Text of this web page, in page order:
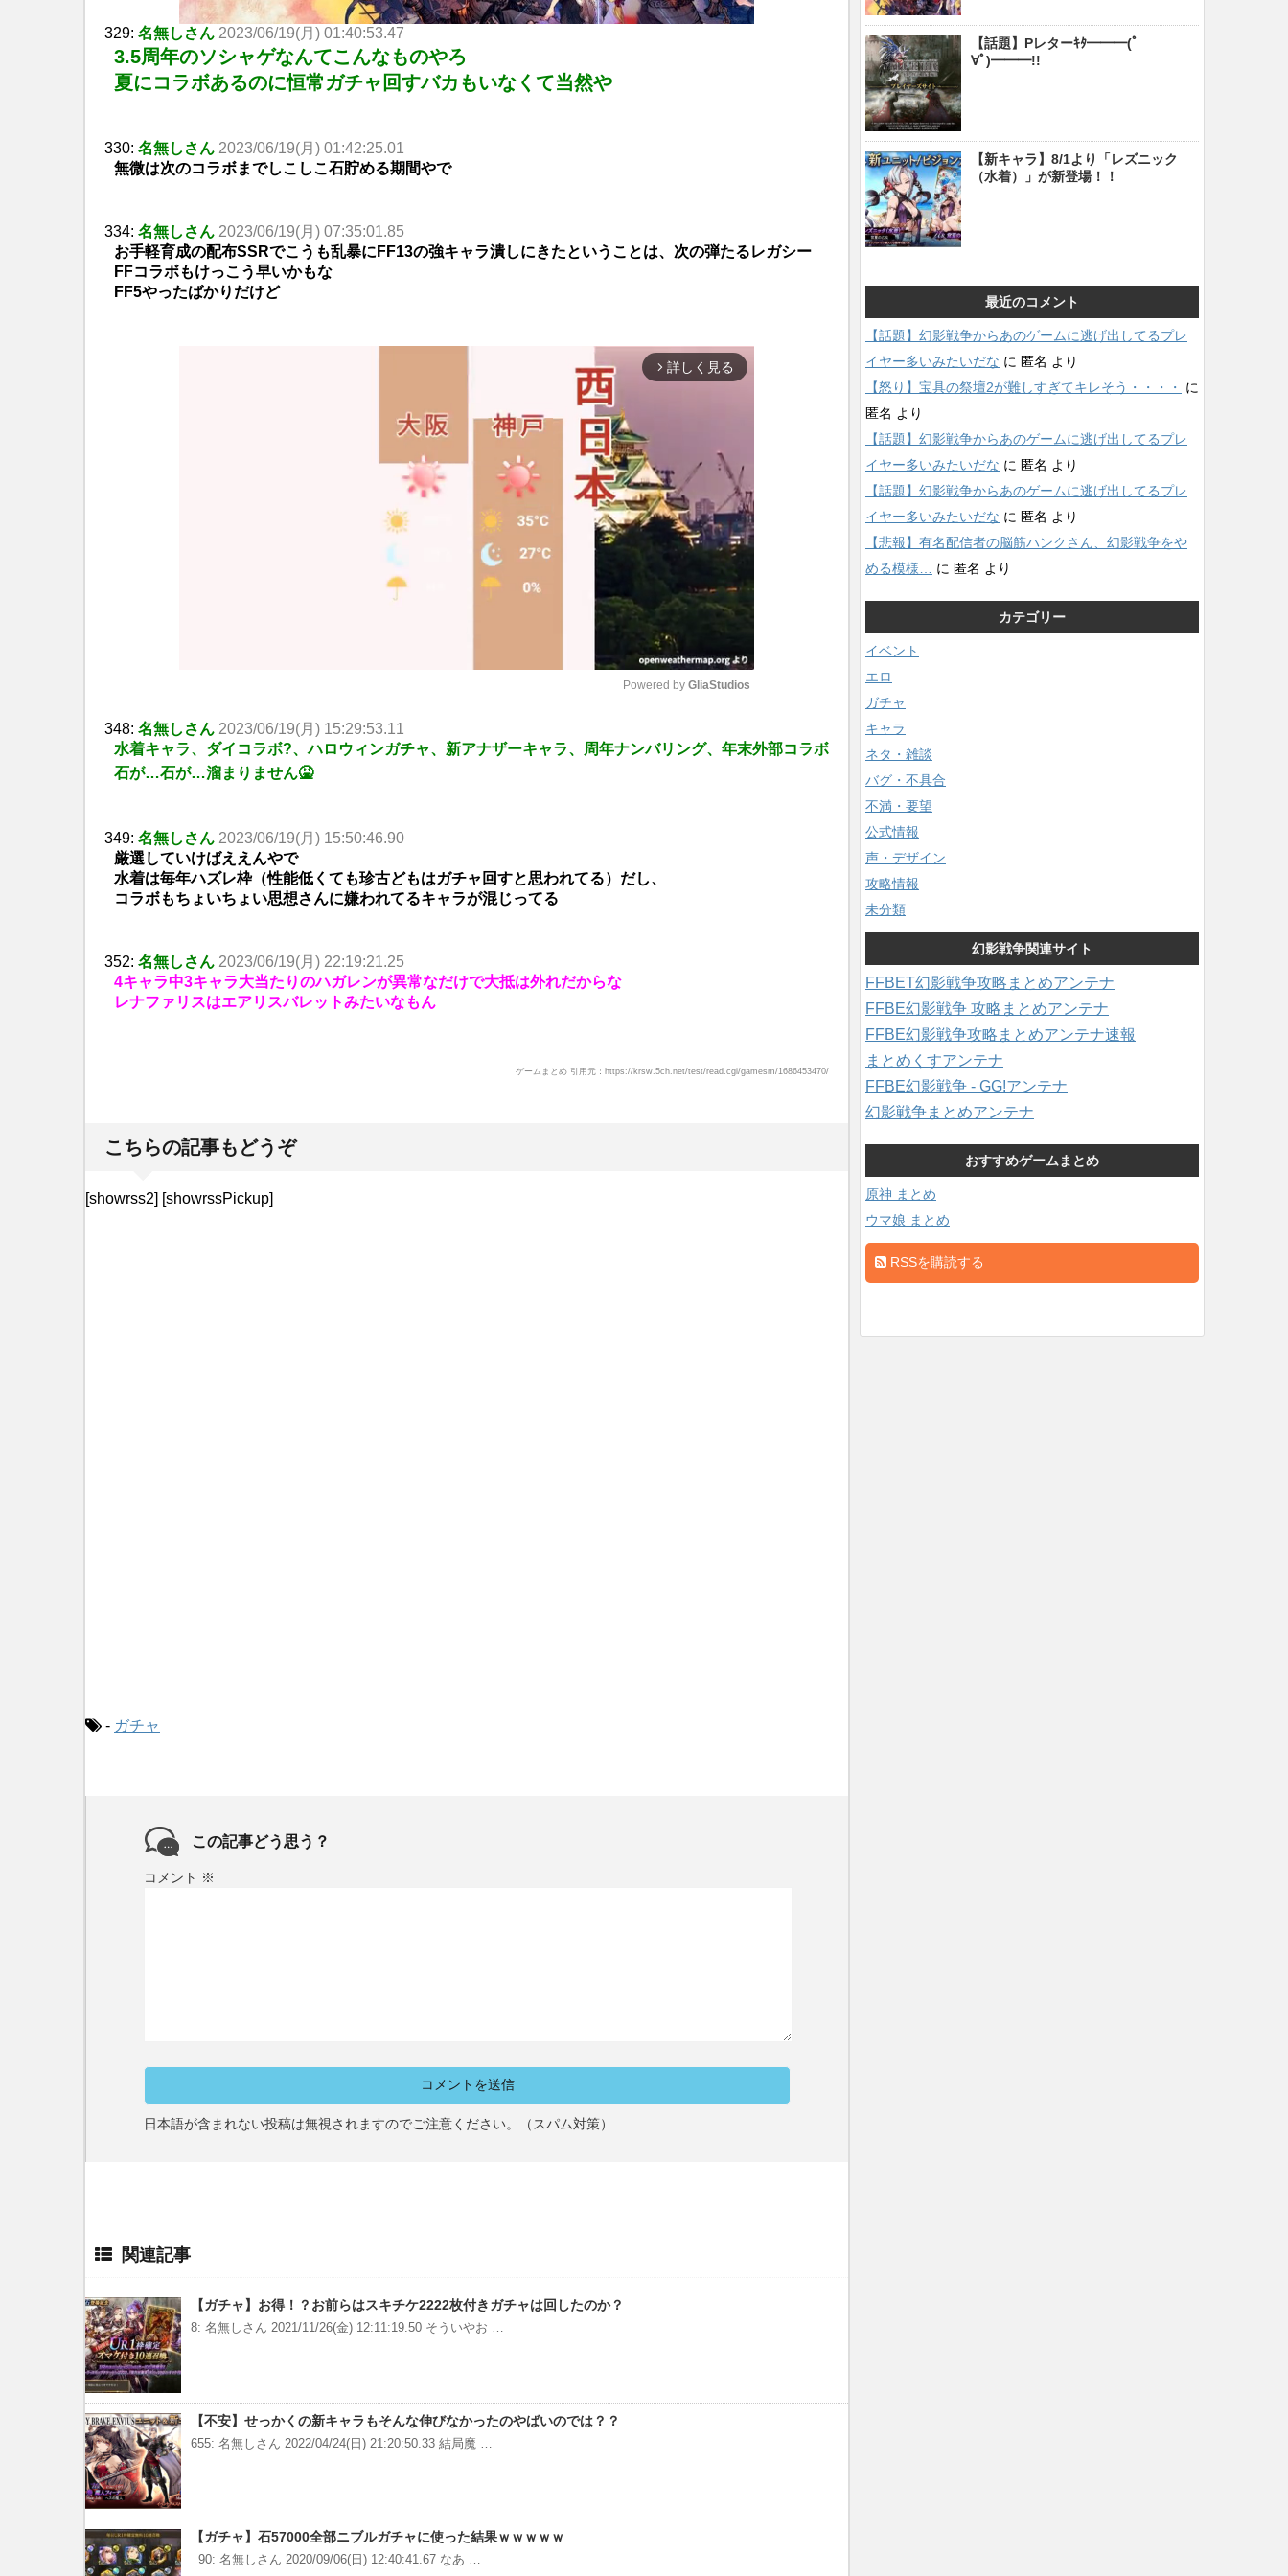
329: 名無しさん 2023/06/19(月) 01:40:53.47
3.5周年のソシャゲなんてこんなものやろ
夏にコラボあるのに恒常ガチャ回すバカもいなくて当然や
330: 名無しさん 2023/06/19(月) 01:42:25.01
無微は次のコラボまでしこしこ石貯める期間やで
334: 名無しさん 2023/06/19(月) 07:35:01.85
お手軽育成の配布SSRでこうも乱暴にFF13の強キャラ潰しにきたということは、次の弾たるレガシー
FFコラボもけっこう早いかもな
FF5やったばかりだけど
arrow_forward_ios 詳しく見る
M
Powered by GliaStudios
348: 名無しさん 2023/06/19(月) 15:29:53.11
水着キャラ、ダイコラボ?、ハロウィンガチャ、新アナザーキャラ、周年ナンバリング、年末外部コラボ
石が…石が…溜まりません🤮
349: 名無しさん 2023/06/19(月) 15:50:46.90
厳選していけばええんやで
水着は毎年ハズレ枠（性能低くても珍古どもはガチャ回すと思われてる）だし、
コラボもちょいちょい思想さんに嫌われてるキャラが混じってる
352: 名無しさん 2023/06/19(月) 22:19:21.25
4キャラ中3キャラ大当たりのハガレンが異常なだけで大抵は外れだからな
レナファリスはエアリスバレットみたいなもん
ゲームまとめ 引用元：https://krsw.5ch.net/test/read.cgi/gamesm/1686453470/
こちらの記事もどうぞ
[showrss2] [showrssPickup]
- ガチャ
この記事どう思う？
コメント ※
日本語が含まれない投稿は無視されますのでご注意ください。（スパム対策）
関連記事
【ガチャ】お得！？お前らはスキチケ2222枚付きガチャは回したのか？
8: 名無しさん 2021/11/26(金) 12:11:19.50 そういやお …
【不安】せっかくの新キャラもそんな伸びなかったのやばいのでは？？
655: 名無しさん 2022/04/24(日) 21:20:50.33 結局魔 …
【ガチャ】石57000全部ニブルガチャに使った結果ｗｗｗｗｗ
90: 名無しさん 2020/09/06(日) 12:40:41.67 なあ …
【話題】Pレターｷﾀ━━━(ﾟ
∀ﾟ)━━━!!
【新キャラ】8/1より「レズニック
（水着）」が新登場！！
最近のコメント
【話題】幻影戦争からあのゲームに逃げ出してるプレ
イヤー多いみたいだな に 匿名 より
【怒り】宝具の祭壇2が難しすぎてキレそう・・・・
に
匿名 より
【話題】幻影戦争からあのゲームに逃げ出してるプレ
イヤー多いみたいだな に 匿名 より
【話題】幻影戦争からあのゲームに逃げ出してるプレ
イヤー多いみたいだな に 匿名 より
【悲報】有名配信者の脳筋ハンクさん、幻影戦争をや
める模様…
に 匿名 より
カテゴリー
イベント
エロ
ガチャ
キャラ
ネタ・雑談
バグ・不具合
不満・要望
公式情報
声・デザイン
攻略情報
未分類
幻影戦争関連サイト
FFBET幻影戦争攻略まとめアンテナ
FFBE幻影戦争 攻略まとめアンテナ
FFBE幻影戦争攻略まとめアンテナ速報
まとめくすアンテナ
FFBE幻影戦争 - GG!アンテナ
幻影戦争まとめアンテナ
おすすめゲームまとめ
原神 まとめ
ウマ娘 まとめ
RSSを購読する